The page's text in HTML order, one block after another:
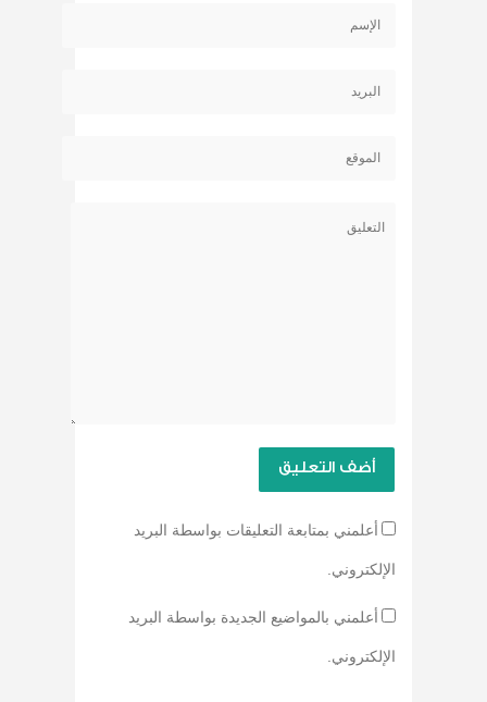
أعلمني بمتابعة التعليقات بواسطة البريد
الإلكتروني.
أعلمني بالمواضيع الجديدة بواسطة البريد
الإلكتروني.